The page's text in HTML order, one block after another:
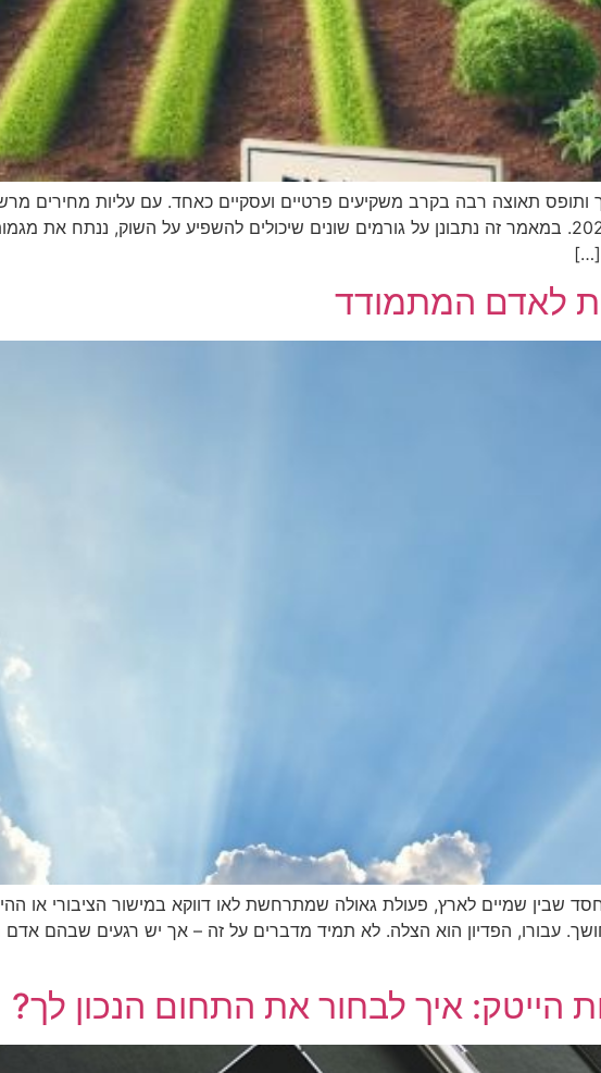
תאוצה רבה בקרב משקיעים פרטיים ועסקיים כאחד. עם עליות מחירים
השקעה בקרקע היא אפיק השקעה נכון לשנת 2025. במאמר זה נתבונן על גורמים שונים שיכולים להשפיע על
[…]
לאדם המתמודד
שבין שמיים לארץ, פעולת גאולה שמתרחשת לאו דווקא במישור הציבורי או
עבורו, הפדיון הוא הצלה. לא תמיד מדברים על זה – אך יש רגעים שבהם אדם
הייטק: איך לבחור את התחום הנכון לך?